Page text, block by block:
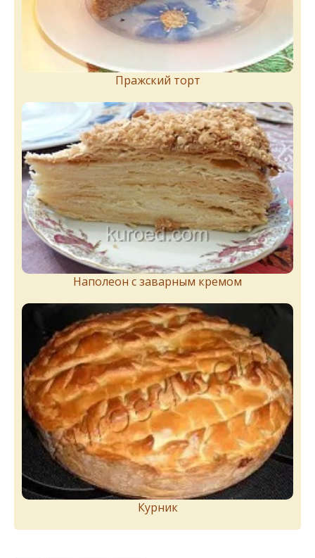
Пражский торт
Наполеон с заварным кремом
Курник